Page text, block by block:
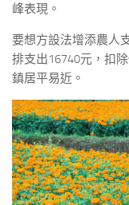
峰表現。
要想方設法增添農人
排支出16740元，扣
鎮居平易近。